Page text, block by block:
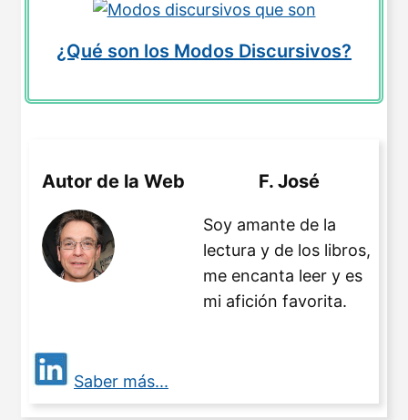
¿Qué son los Modos Discursivos?
Autor de la Web F. José
Soy amante de la
lectura y de los libros,
me encanta leer y es
mi afición favorita.
Saber más...